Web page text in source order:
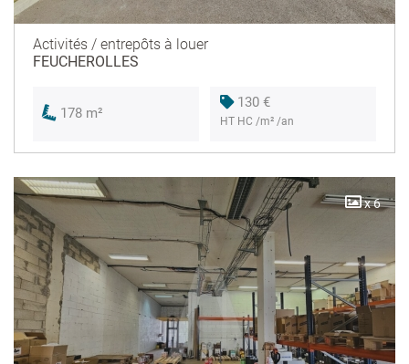
Activités / entrepôts à louer
FEUCHEROLLES
178 m²
130 €
HT HC /m² /an
x 6